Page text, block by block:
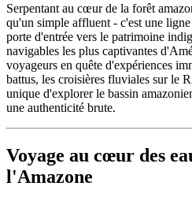
Serpentant au cœur de la forêt
qu'un simple affluent - c'est une
porte d'entrée vers le patrimoine
navigables les plus captivantes
voyageurs en quête d'expériences
battus, les croisières fluviales sur le
unique d'explorer le bassin
une authenticité brute.
Voyage au cœur des
l'Amazone